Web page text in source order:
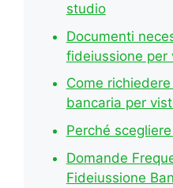
studio
Documenti
fideiussione per
Come
bancaria per
Perché
Domande
Fideiussione